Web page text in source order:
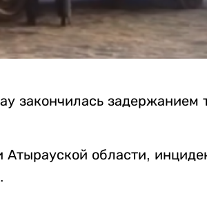
закончилась задержанием
области,